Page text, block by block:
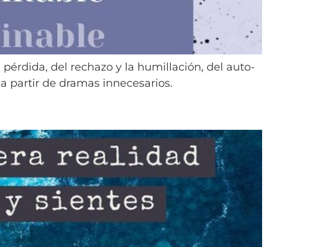
del rechazo y la humillación, del auto-
partir de dramas innecesarios.